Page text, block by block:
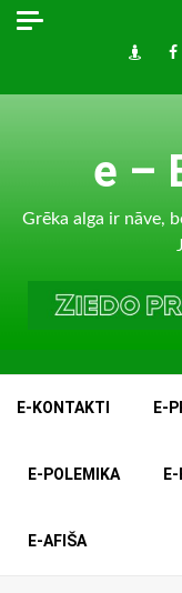
Skip
e –
Grēka alga ir nāve,
E-KONTAKTI E-
E-POLEMIKA
E-AFIŠA